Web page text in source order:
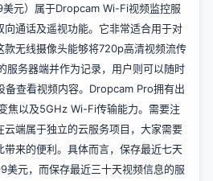
元）属于Dropcam Wi-Fi视频监控服
通话及遥视功能。它非常适合用于对
款无线摄像头能够将720p高清视频流传
服务器端并作为记录，用户则可以随时
备查看视频内容。Dropcam Pro拥有出
焦以及5GHz Wi-Fi传输能力。需要注
云端属于独立的云服务项目，大家需要
来的便利。具体而言，保存最近七天
美元，而保存最近三十天视频信息的服